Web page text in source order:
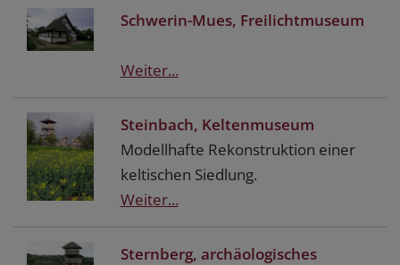
Schwerin-Mues, Freilichtmuseum
Weiter...
Steinbach, Keltenmuseum
Modellhafte Rekonstruktion einer
keltischen Siedlung.
Weiter...
Sternberg, archäologisches